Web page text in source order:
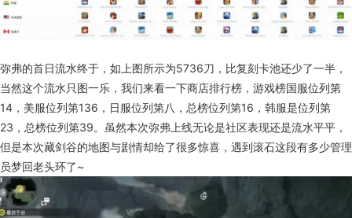
弥弗的首日流水终于，如上图所示为5736刀，比复刻卡池还少了一半，
当然这个流水只图一乐，我们来看一下商店排行榜，游戏榜国服位列第
14，美服位列第136，日服位列第八，总榜位列第16，韩服是位列第
23，总榜位列第39。虽然本次弥弗上线无论是社区表现还是流水平平，
但是本次藏剑谷的地图与剧情却给了很多惊喜，遇到滚石这段有多少管理
员梦回老头环了~